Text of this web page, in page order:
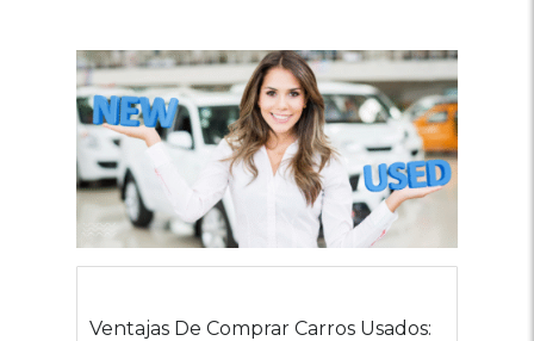
Ventajas De Comprar Carros Usados: